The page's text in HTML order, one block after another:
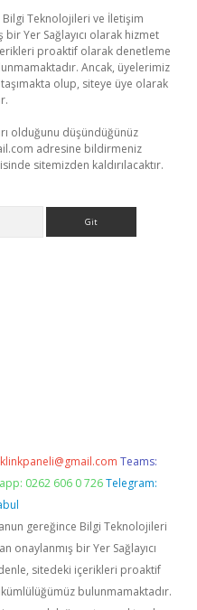
Bilgi Teknolojileri ve İletişim
bir Yer Sağlayıcı olarak hizmet
proaktif olarak denetleme
Ancak, üyelerimiz
olup, siteye üye olarak
olduğunu düşündüğünüz
adresine bildirmeniz
sitemizden kaldırılacaktır.
Teams:
0262 606 0 726 Telegram:
gereğince Bilgi Teknolojileri
onaylanmış bir Yer Sağlayıcı
sitedeki içerikleri proaktif
bulunmamaktadır.